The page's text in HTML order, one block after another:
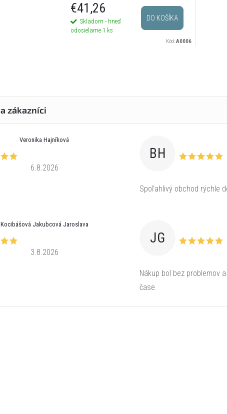
€41,26
Skladom - hneď
odosielame 1 ks
DO KOŠÍKA
Kód:A0006
Veronika Hajníková
6.8.2026
BH
Spoľahlivý obchod rýchle
Kocibášová Jakubcová Jaroslava
3.8.2026
JG
Nákup bol bez problemov
čase.